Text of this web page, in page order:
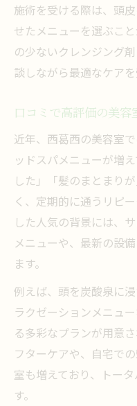
する秘訣
日常生活で活
術
美容室ヘッド
美容室ヘッド
きる理由
美容室ヘッド
よくない理由
美容室ヘッ
口コミから学
ット
安全な美容室
施術を受ける際は、頭
せたメニューを選ぶこ
の少ないクレンジング
談しながら最適なケアを
口コミで高評価の美
近年、西葛西の美容室
ッドスパメニューが増
した」「髪のまとまり
く、定期的に通うリピ
した人気の背景には、
メニューや、最新の設
ます。
例えば、頭を炭酸泉に
ラクゼーションメニュ
る多彩なプランが用意
フターケアや、自宅で
室も増えており、トー
す。